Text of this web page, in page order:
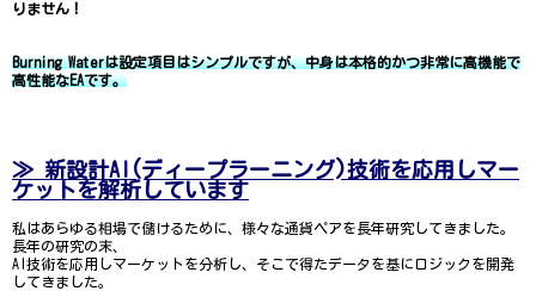
りません！
Burning Waterは設定項目はシンプルですが、中身は本格的かつ非常に高機能で
高性能なEAです。
≫ 新設計AI(ディープラーニング)技術を応用しマー
ケットを解析しています
私はあらゆる相場で儲けるために、様々な通貨ペアを長年研究してきました。
長年の研究の末、
AI技術を応用しマーケットを分析し、そこで得たデータを基にロジックを開発
してきました。